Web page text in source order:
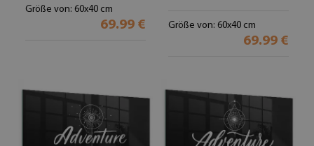
Größe von: 60x40 cm
69.99 € Größe von: 60x40 cm
69.99 €